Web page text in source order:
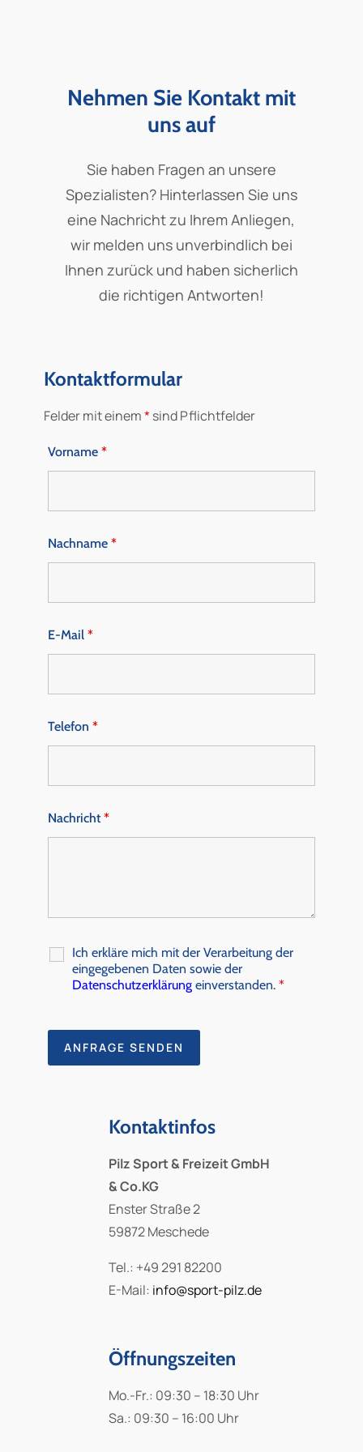
Nehmen Sie Kontakt mit
uns auf
Sie haben Fragen an unsere
Spezialisten? Hinterlassen Sie uns
eine Nachricht zu Ihrem Anliegen,
wir melden uns unverbindlich bei
Ihnen zurück und haben sicherlich
die richtigen Antworten!
Kontaktformular
Felder mit einem* sind Pflichtfelder
Vorname *
Nachname *
E-Mail *
Telefon *
Nachricht*
Ich erkläre mich mit der Verarbeitung der
eingegebenen Daten sowie der
Datenschutzerklärung einverstanden. *
Kontaktinfos
Pilz Sport & Freizeit GmbH
& Co.KG
Enster Straße 2
59872 Meschede
Tel.: +49 291 82200
E-Mail: info@sport-pilz.de
Öffnungszeiten
Mo.-Fr.: 09:30 – 18:30 Uhr
Sa.: 09:30 – 16:00 Uhr